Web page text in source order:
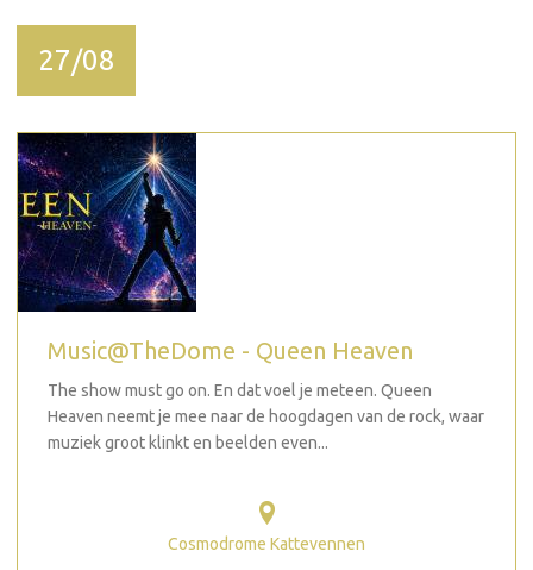
27/08
Music@TheDome - Queen Heaven
The show must go on. En dat voel je meteen. Queen
Heaven neemt je mee naar de hoogdagen van de rock, waar
muziek groot klinkt en beelden even...
Cosmodrome Kattevennen